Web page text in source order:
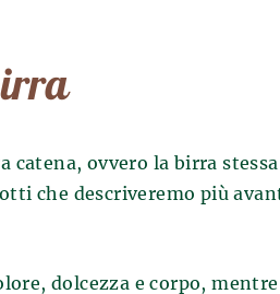
ovvero la birra
che descriveremo più
dolcezza e corpo,